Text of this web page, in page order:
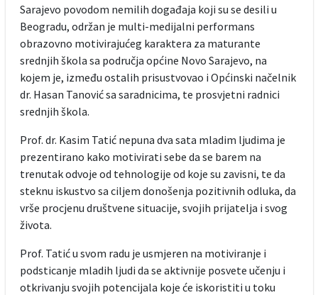
Sarajevo povodom nemilih događaja koji su se desili u
Beogradu, održan je multi-medijalni performans
obrazovno motivirajućeg karaktera za maturante
srednjih škola sa područja općine Novo Sarajevo, na
kojem je, između ostalih prisustvovao i Općinski načelnik
dr. Hasan Tanović sa saradnicima, te prosvjetni radnici
srednjih škola.
Prof. dr. Kasim Tatić nepuna dva sata mladim ljudima je
prezentirano kako motivirati sebe da se barem na
trenutak odvoje od tehnologije od koje su zavisni, te da
steknu iskustvo sa ciljem donošenja pozitivnih odluka, da
vrše procjenu društvene situacije, svojih prijatelja i svog
života.
Prof. Tatić u svom radu je usmjeren na motiviranje i
podsticanje mladih ljudi da se aktivnije posvete učenju i
otkrivanju svojih potencijala koje će iskoristiti u toku